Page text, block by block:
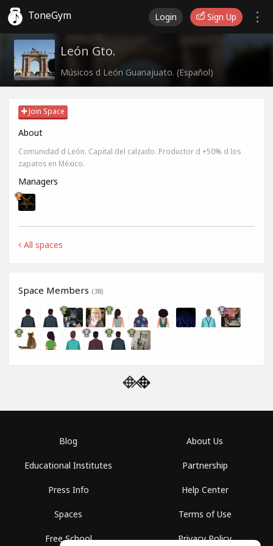
ToneGym Login Sign Up
León Gto.
Músicos d León Guanajuato. (Español)
Join Space
About
Comunidad d León. Capital del calzado. Productor d +50% d los
zapatos en México.
Managers
All spaces
Space Members (38)
Blog
Educational Institutes
Press Info
Spaces
Free School
About Us
Partnership
Help Center
Terms of Use
Privacy Policy